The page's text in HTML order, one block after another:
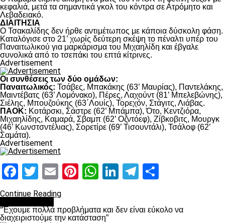
κεφαλιά, μετά τα σημαντικά γκολ του κόντρα σε Ατρόμητο και
Λεβαδειακό.
ΔΙΑΙΤΗΣΙΑ
Ο Τσακαλίδης δεν ήρθε αντιμέτωπος με κάποια δύσκολη φάση.
Καταλόγισε στο 21’ χωρίς δεύτερη σκέψη το πέναλτι υπέρ του
Παναιτωλικού για μαρκάρισμα του Μιχαηλίδη και έβγαλε
συνολικά από το τσεπάκι του επτά κίτρινες.
Advertisement
Οι συνθέσεις των δύο ομάδων:
Παναιτωλικός: Τσάβες, Μπακάκης (63’ Μαυρίας), Παντελάκης,
Μαιντέβατς (63’ Λομόνακο), Πέρες, Λαχούντ (81’ Μπελεβώνης),
Σιέλης, Μπουζούκης (63΄Λουίς), Τορεχόν, Στάγιτς, Λιάβας.
ΠΑΟΚ: Κοτάρσκι, Σάστρε (62’ Μπάμπα), Ότο, Κεντζιόρα,
Μιχαηλίδης, Καμαρά, Σβαμπ (62’ Οζντόεφ), Ζίβκοβιτς, Μουργκ
(46’ Κωνστσντέλιας), Σορετίρε (69’ Τισουντάλι), Τσάλοφ (62’
Σαμάτα).
Advertisement
Facebook
Twitter
EmailPinterest
WhatsApp
LinkedIn
Telegram
Continue Reading
“Έχουμε πολλά προβλήματα και δεν είναι εύκολο να
διαχειριστούμε την κατάσταση”